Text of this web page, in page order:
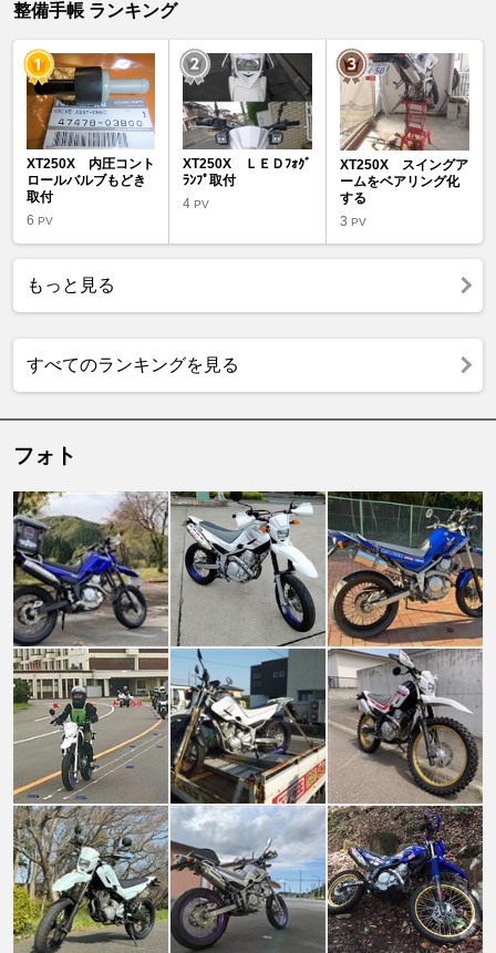
整備手帳 ランキング
XT250X 内圧コント
ロールバルブもどき
取付
6 PV
XT250X ＬＥＤﾌｫｸﾞ
ﾗﾝﾌﾟ取付
4PV
XT250X スイングア
ームをベアリング化
する
3 PV
もっと見る
すべてのランキングを見る
フォト